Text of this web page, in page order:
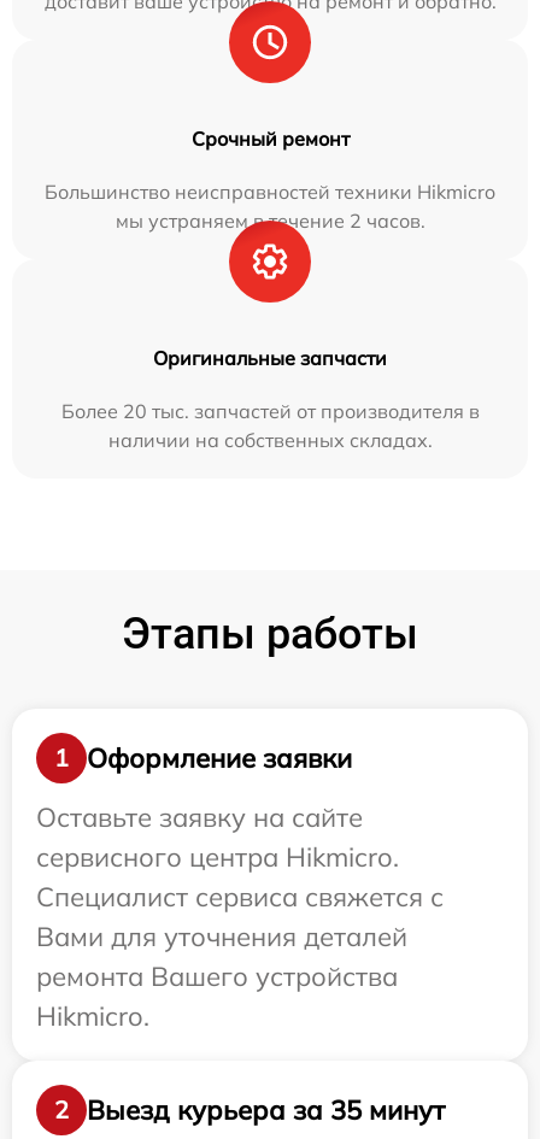
Срочный ремонт
Большинство неисправностей техники Hikmicro
мы устраняем в течение 2 часов.
Оригинальные запчасти
Более 20 тыс. запчастей от производителя в
наличии на собственных складах.
Этапы работы
1
Оформление заявки
Оставьте заявку на сайте
сервисного центра Hikmicro.
Специалист сервиса свяжется с
Вами для уточнения деталей
ремонта Вашего устройства
Hikmicro.
2 Выезд курьера за 35 минут